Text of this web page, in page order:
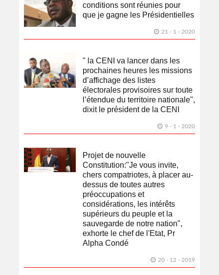
conditions sont réunies pour
que je gagne les Présidentielles
21 - 1 - 2020
" la CENI va lancer dans les
prochaines heures les missions
d’affichage des listes
électorales provisoires sur toute
l’étendue du territoire nationale",
dixit le président de la CENI
9 - 1 - 2020
Projet de nouvelle
Constitution:"Je vous invite,
chers compatriotes, à placer au-
dessus de toutes autres
préoccupations et
considérations, les intérêts
supérieurs du peuple et la
sauvegarde de notre nation",
exhorte le chef de l'Etat, Pr
Alpha Condé
20 - 12 - 2019